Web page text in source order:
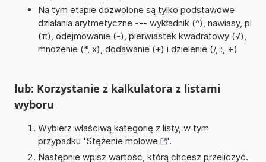
Na tym etapie dozwolone są tylko podstawowe
działania arytmetyczne --- wykładnik (^), nawiasy, pi
(π), odejmowanie (-), pierwiastek kwadratowy (√),
mnożenie (*, x), dodawanie (+) i dzielenie (/, :, ÷)
lub: Korzystanie z kalkulatora z listami
wyboru
Wybierz właściwą kategorię z listy, w tym
przypadku 'Stężenie molowe
'.
Następnie wpisz wartość, którą chcesz przeliczyć.